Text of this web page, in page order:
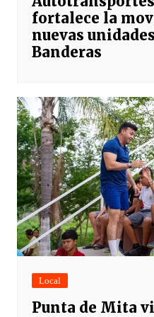
fortalece la
nuevas
Banderas
Local
Punta de Mita